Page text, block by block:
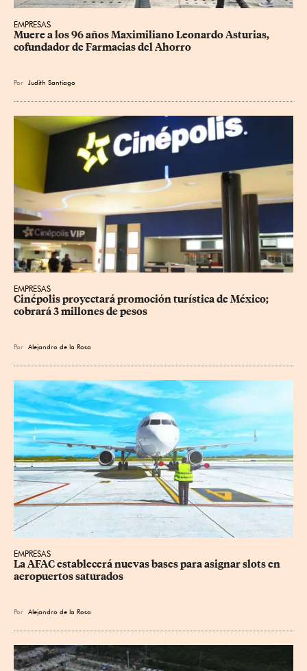
EMPRESAS
Muere a los 96 años Maximiliano Leonardo Asturias,
cofundador de Farmacias del Ahorro
Por Judith Santiago
EMPRESAS
Cinépolis proyectará promoción turística de México;
cobrará 3 millones de pesos
Por Alejandro de la Rosa
EMPRESAS
La AFAC establecerá nuevas bases para asignar slots en
aeropuertos saturados
Por Alejandro de la Rosa